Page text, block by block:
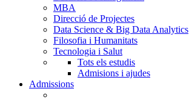
MBA
Direcció de Projectes
Data Science & Big Data Analytics
Filosofia i Humanitats
Tecnologia i Salut
Tots els estudis
Admisions i ajudes
Admissions